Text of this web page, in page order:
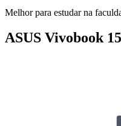
Melhor para estudar na
ASUS Vivobook